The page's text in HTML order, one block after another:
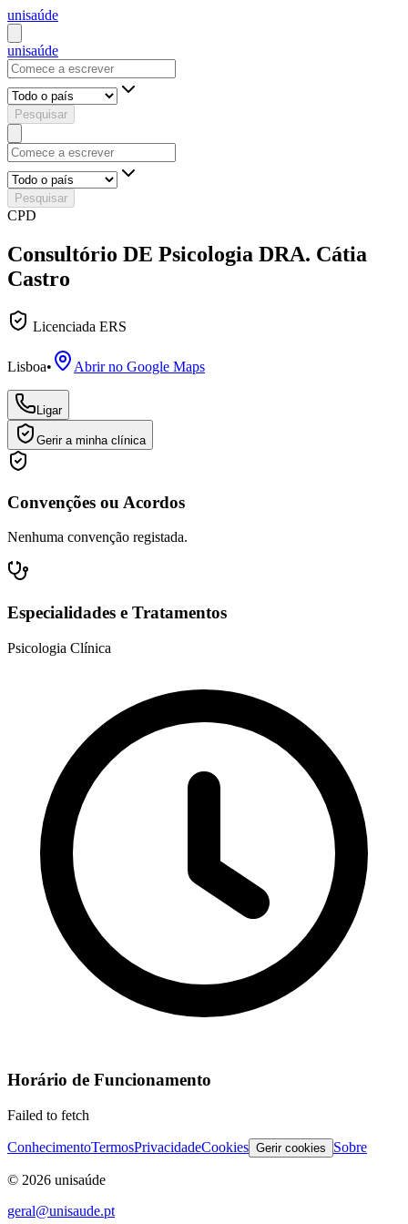
unisaúde
unisaúde
Pesquisar
Pesquisar
CPD
Consultório DE Psicologia DRA. Cátia
Castro
Licenciada ERS
Lisboa• Abrir no Google Maps
Ligar
Gerir a minha clínica
Convenções ou Acordos
Nenhuma convenção registada.
Especialidades e Tratamentos
Psicologia Clínica
Horário de Funcionamento
Failed to fetch
ConhecimentoTermosPrivacidadeCookies Gerir cookies Sobre
© 2026 unisaúde
geral@unisaude.pt